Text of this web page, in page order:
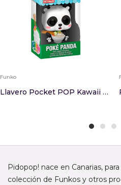
Funko
Llavero Pocket POP Kawaii Fodies Poke Panda
Pidopop! nace en Canarias,
colección de Funkos y otros